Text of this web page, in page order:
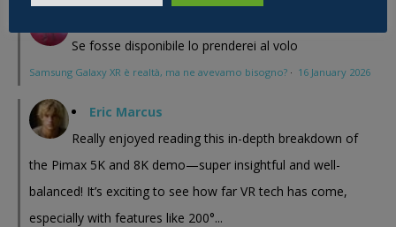
Se fosse disponibile lo prenderei al volo
Samsung Galaxy XR è realtà, ma ne avevamo bisogno? · 16 January 2026
Eric Marcus
Really enjoyed reading this in-depth breakdown of
the Pimax 5K and 8K demo—super insightful and well-
balanced! It’s exciting to see how far VR tech has come,
especially with features like 200°...